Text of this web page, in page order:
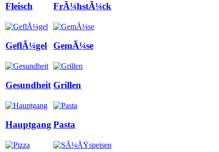
Fleisch FrÃ¼hstÃ¼ck
GeflÃ¼gel GemÃ¼se
Gesundheit Grillen
Hauptgang Pasta